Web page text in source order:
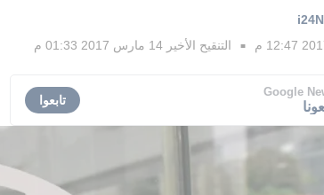
■ التنقيح الأخير 14 مارس 2017 01:33 م
Google
تابعوا